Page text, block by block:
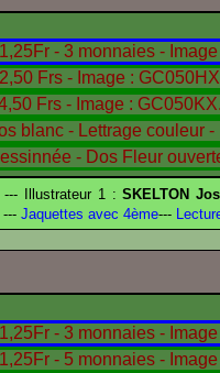
--- Illustrateur 1 :SKELTON
--- Jaquettes avec 4ème---